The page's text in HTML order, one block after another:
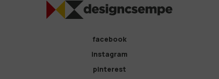
facebook
instagram
pinterest